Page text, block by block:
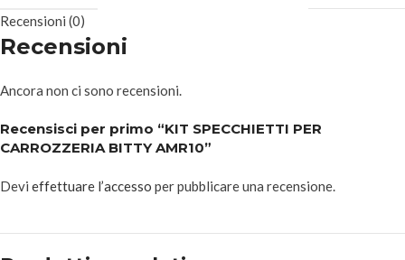
Recensioni (0)
Recensioni
Ancora non ci sono recensioni.
Recensisci per primo “KIT SPECCHIETTI PER
CARROZZERIA BITTY AMR10”
Devi effettuare l’accesso per pubblicare una recensione.